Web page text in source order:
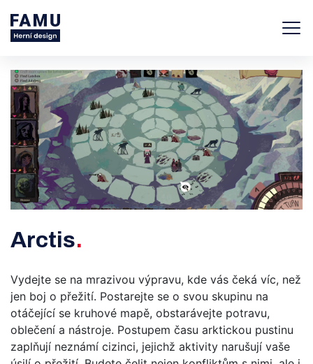
Arctis
Vydejte se na mrazivou výpravu, kde vás čeká víc, než
jen boj o přežití. Postarejte se o svou skupinu na
otáčející se kruhové mapě, obstarávejte potravu,
oblečení a nástroje. Postupem času arktickou pustinu
zaplňují neznámí cizinci, jejichž aktivity narušují vaše